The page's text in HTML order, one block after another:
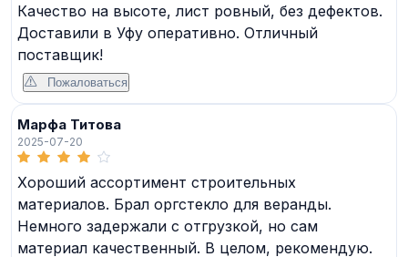
Качество на высоте, лист ровный, без дефектов.
Доставили в Уфу оперативно. Отличный
поставщик!
Пожаловаться
Марфа Титова
2025-07-20
Хороший ассортимент строительных
материалов. Брал оргстекло для веранды.
Немного задержали с отгрузкой, но сам
материал качественный. В целом, рекомендую.